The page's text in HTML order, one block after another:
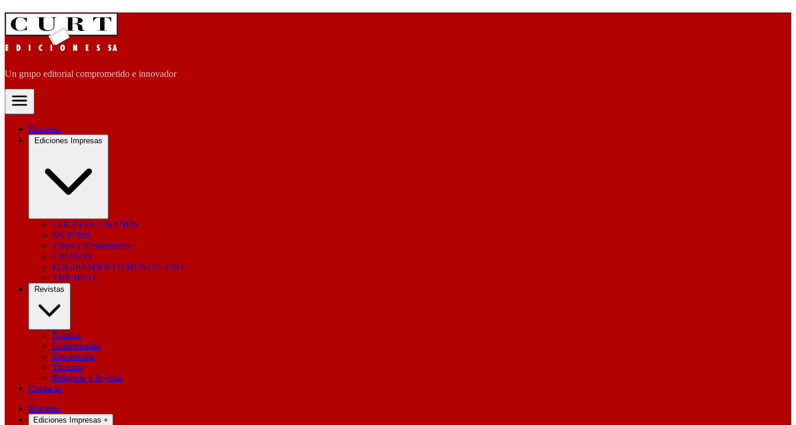
Un grupo editorial comprometido e innovador
Empresa
Ediciones Impresas
COCINAS Y BAÑOS
SKIPPER
Vinos y Restaurantes
CRONOS
EQUIPAMIENTO HOSTELERO
THE BEST
Revistas
Náutica
Gastronomía
Decoración
Turismo
Relojería y Joyería
Contacto
Empresa
Ediciones Impresas +